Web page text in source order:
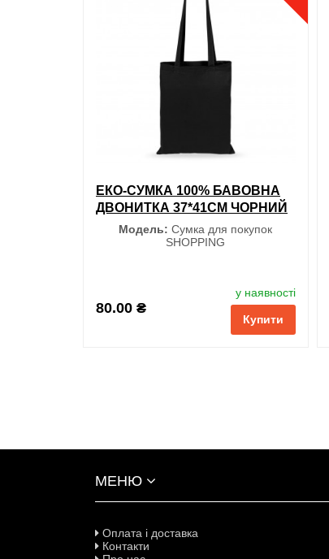
XXL
ЕКО-СУМКА 100% БАВОВНА
ДВОНИТКА 37*41СМ ЧОРНИЙ
Модель: Сумка для покупок
SHOPPING
80.00 ₴
у наявності
Купити
МЕНЮ
Оплата і доставка
Контакти